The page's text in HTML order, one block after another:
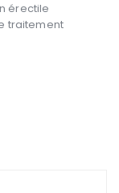
érectile
traitement